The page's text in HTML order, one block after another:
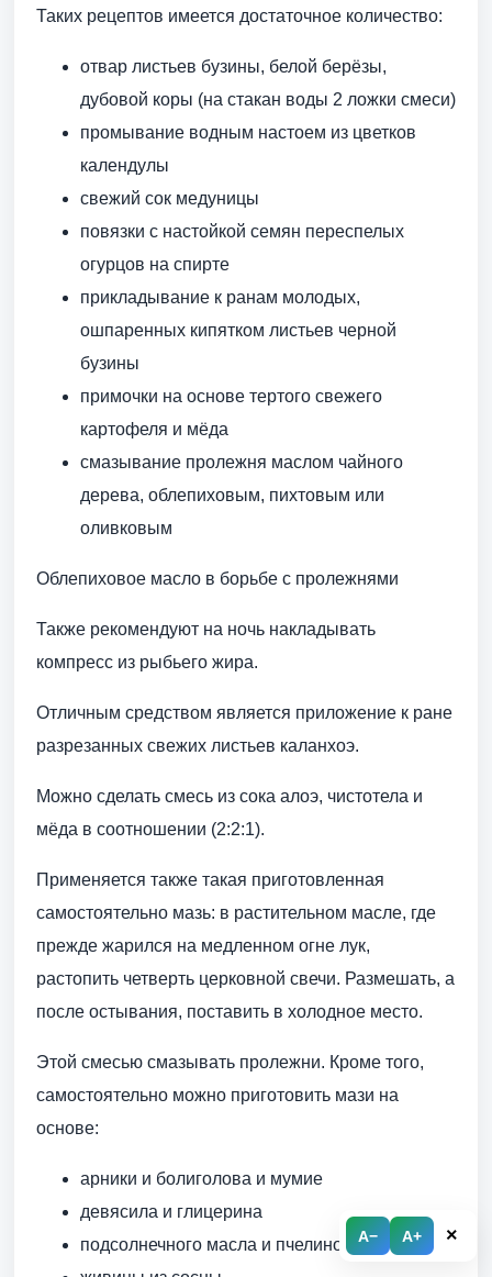
A− A+ ×
Таких рецептов имеется достаточное количество:
отвар листьев бузины, белой берёзы,
дубовой коры (на стакан воды 2 ложки смеси)
промывание водным настоем из цветков
календулы
свежий сок медуницы
повязки с настойкой семян переспелых
огурцов на спирте
прикладывание к ранам молодых,
ошпаренных кипятком листьев черной
бузины
примочки на основе тертого свежего
картофеля и мёда
смазывание пролежня маслом чайного
дерева, облепиховым, пихтовым или
оливковым
Облепиховое масло в борьбе с пролежнями
Также рекомендуют на ночь накладывать
компресс из рыбьего жира.
Отличным средством является приложение к ране
разрезанных свежих листьев каланхоэ.
Можно сделать смесь из сока алоэ, чистотела и
мёда в соотношении (2:2:1).
Применяется также такая приготовленная
самостоятельно мазь: в растительном масле, где
прежде жарился на медленном огне лук,
растопить четверть церковной свечи. Размешать, а
после остывания, поставить в холодное место.
Этой смесью смазывать пролежни. Кроме того,
самостоятельно можно приготовить мази на
основе:
арники и болиголова и мумие
девясила и глицерина
подсолнечного масла и пчелиного воска